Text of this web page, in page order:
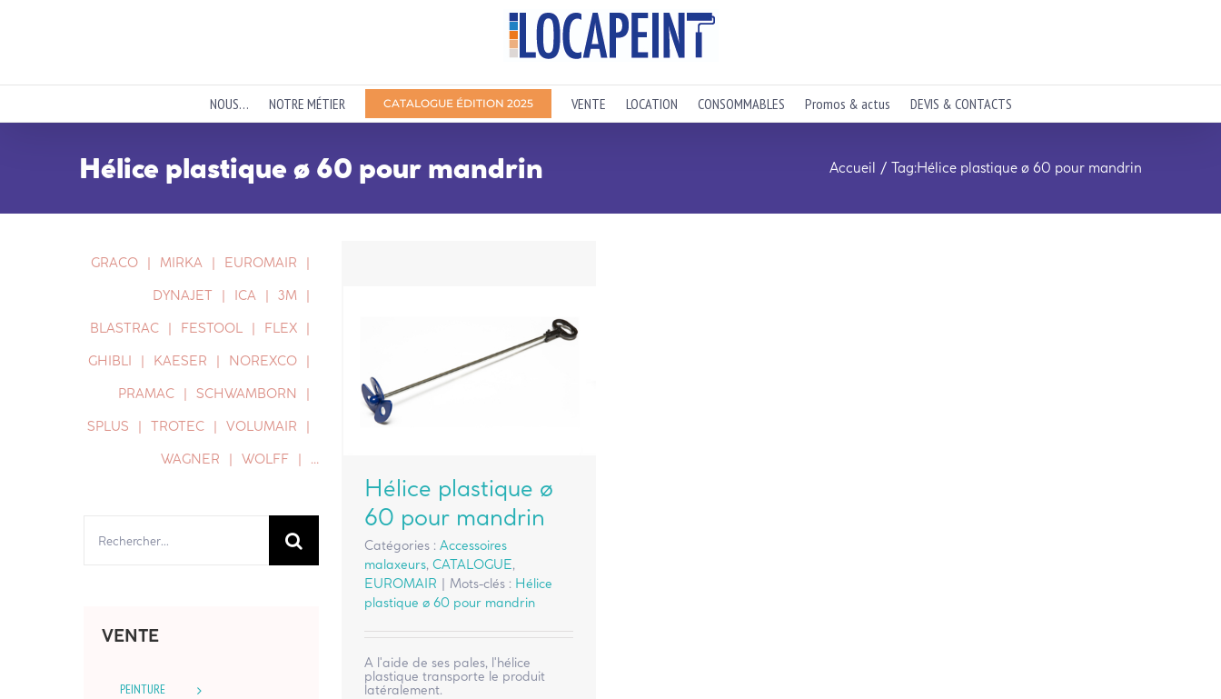
NOUS… NOTRE MÉTIER CATALOGUE ÉDITION 2025 VENTE LOCATION CONSOMMABLES Promos & actus DEVIS & CONTACTS
Hélice plastique ø 60 pour mandrin Accueil Tag:Hélice plastique ø 60 pour mandrin
Hélice plastique ø
60 pour mandrin
Catégories :Accessoires
malaxeurs,CATALOGUE,
EUROMAIR | Mots-clés : Hélice
plastique ø 60 pour mandrin
A l'aide de ses pales, l'hélice
plastique transporte le produit
latéralement.
GRACO MIRKA
EUROMAIR
DYNAJET
ICA
3M
BLASTRAC
FESTOOL
FLEX
GHIBLI
KAESER
NOREXCO
PRAMAC
SCHWAMBORN
SPLUS
TROTEC
VOLUMAIR
WAGNER
WOLFF …
VENTE
PEINTURE